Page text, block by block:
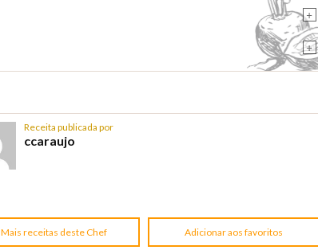
+
+
Receita publicada por
ccaraujo
Mais receitas deste Chef Adicionar aos favoritos